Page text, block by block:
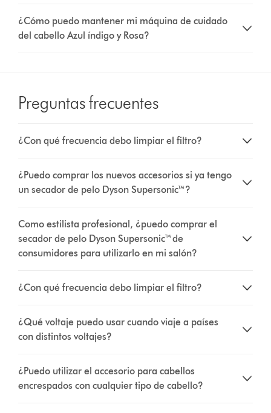
¿Cómo puedo mantener mi máquina de cuidado
del cabello Azul índigo y Rosa?
Preguntas frecuentes
¿Con qué frecuencia debo limpiar el filtro?
¿Puedo comprar los nuevos accesorios si ya tengo
un secador de pelo Dyson Supersonic™?
Como estilista profesional, ¿puedo comprar el
secador de pelo Dyson Supersonic™ de
consumidores para utilizarlo en mi salón?
¿Con qué frecuencia debo limpiar el filtro?
¿Qué voltaje puedo usar cuando viaje a países
con distintos voltajes?
¿Puedo utilizar el accesorio para cabellos
encrespados con cualquier tipo de cabello?